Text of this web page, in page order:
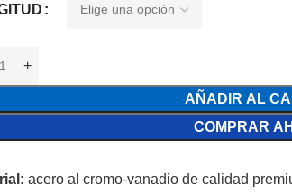
AÑADIR AL
COMPRAR
acero al cromo-vanadio de calidad